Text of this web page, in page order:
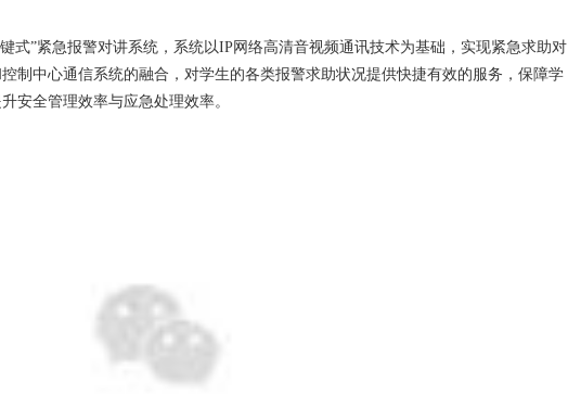
式”紧急报警对讲系统，系统以IP网络高清音视频通讯技术为基础，实现紧急求助对
制中心通信系统的融合，对学生的各类报警求助状况提供快捷有效的服务，保障学
安全管理效率与应急处理效率。